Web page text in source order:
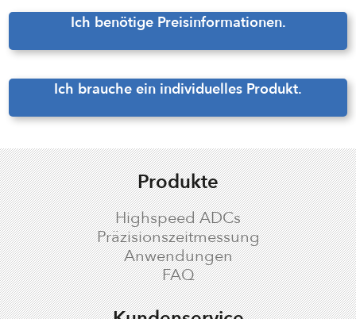
Ich benötige Preisinformationen.
Ich brauche ein individuelles Produkt.
Produkte
Highspeed ADCs
Präzisionszeitmessung
Anwendungen
FAQ